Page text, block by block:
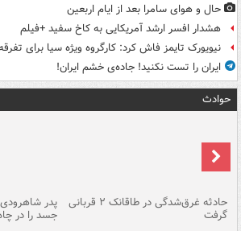
حال و هوای سامرا بعد از ایام اربعین
هشدار افسر ارشد آمریکایی به کاخ سفید +فیلم
نیویورک تایمز فاش کرد: کارگروه ویژه سیا برای
ایران را تست نکنید! جاده‌ی خشم ایران!
حوادث
حادثه غرق‌شدگی در طاقانک ۲ قربانی
گرفت
پدر
جسد را در